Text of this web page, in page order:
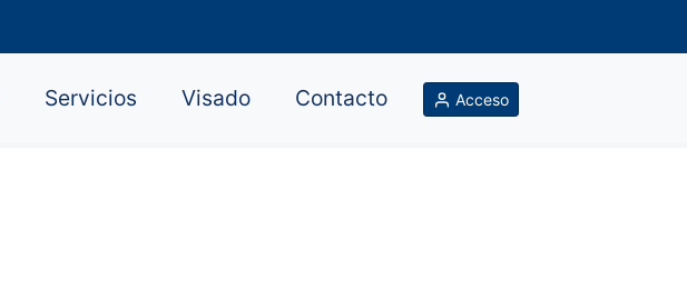
Servicios Visado Contacto Acceso